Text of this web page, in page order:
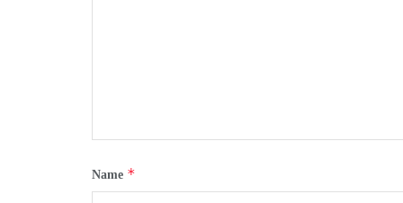
Name *